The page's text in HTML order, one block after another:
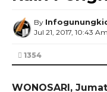
By
Jul 21, 2017, 10:43 Am
1354
WONOSARI,